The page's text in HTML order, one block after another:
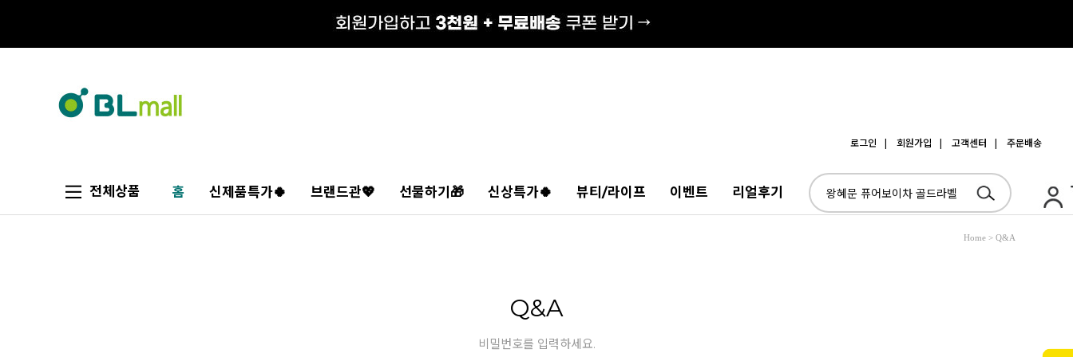
로그인 | 회원가입 | 고객센터 | 주문배송
전체상품 홈 신제품특가🍀 브랜드관💖 선물하기🎁 신상특가🍀 뷰티/라이프 이벤트 리얼후기
Home > Q&A
Q&A
비밀번호를 입력하세요.